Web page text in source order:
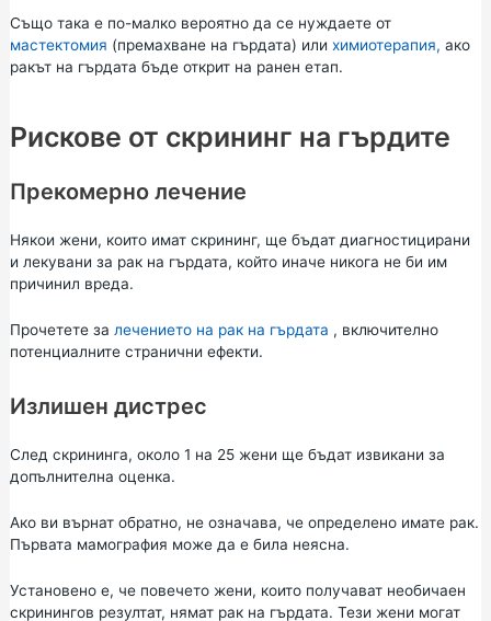
Също така е по-малко вероятно да се нуждаете от
мастектомия (премахване на гърдата) или химиотерапия, ако
ракът на гърдата бъде открит на ранен етап.
Рискове от скрининг на гърдите
Прекомерно лечение
Някои жени, които имат скрининг, ще бъдат диагностицирани
и лекувани за рак на гърдата, който иначе никога не би им
причинил вреда.
Прочетете за лечението на рак на гърдата , включително
потенциалните странични ефекти.
Излишен дистрес
След скрининга, около 1 на 25 жени ще бъдат извикани за
допълнителна оценка.
Ако ви върнат обратно, не означава, че определено имате рак.
Първата мамография може да е била неясна.
Установено е, че повечето жени, които получават необичаен
скринингов резултат, нямат рак на гърдата. Тези жени могат